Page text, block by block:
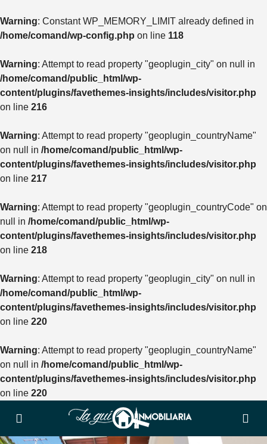
Warning: Constant WP_MEMORY_LIMIT already defined in
/home/comand/wp-config.php on line 118
Warning: Attempt to read property "geoplugin_city" on null in
/home/comand/public_html/wp-
content/plugins/favethemes-insights/includes/visitor.php
on line 216
Warning: Attempt to read property "geoplugin_countryName"
on null in /home/comand/public_html/wp-
content/plugins/favethemes-insights/includes/visitor.php
on line 217
Warning: Attempt to read property "geoplugin_countryCode" on
null in /home/comand/public_html/wp-
content/plugins/favethemes-insights/includes/visitor.php
on line 218
Warning: Attempt to read property "geoplugin_city" on null in
/home/comand/public_html/wp-
content/plugins/favethemes-insights/includes/visitor.php
on line 220
Warning: Attempt to read property "geoplugin_countryName"
on null in /home/comand/public_html/wp-
content/plugins/favethemes-insights/includes/visitor.php
on line 220